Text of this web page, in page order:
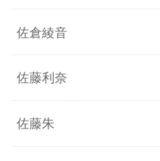
佐倉綾音
佐藤利奈
佐藤朱